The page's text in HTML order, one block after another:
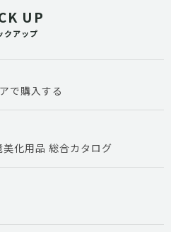
UP
クアップ
で購入する
化用品 総合カタログ